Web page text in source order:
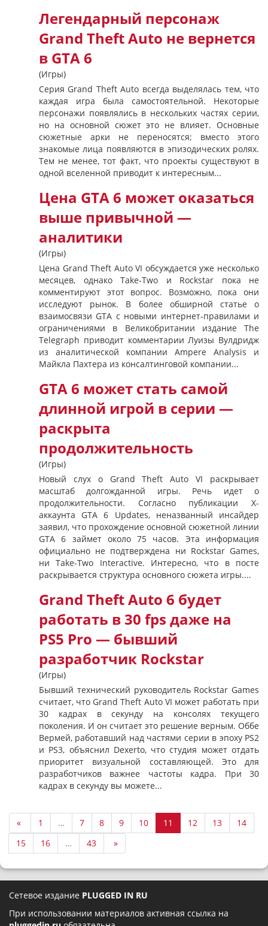
Легендарный персонаж
Grand Theft Auto не вернется
в GTA 6
(Игры)
Серия Grand Theft Auto всегда выделялась тем, что
каждая игра была самостоятельной. Некоторые
персонажи появлялись в нескольких частях серии,
но на основной сюжет это не влияет. Основные
сюжетные арки не переносятся; вместо этого
знакомые лица появляются в эпизодических ролях.
Тем не менее, тот факт, что проекты существуют в
одной вселенной приводит к интересным...
Цена GTA 6 может оказаться
выше привычной —
аналитики
(Игры)
Цена Grand Theft Auto VI обсуждается уже несколько
месяцев, однако Take-Two и Rockstar пока не
комментируют этот вопрос. Возможно, пока они
исследуют рынок. В более обширной статье о
взаимосвязи GTA с новыми интернет-правилами и
ограничениями в Великобритании издание The
Telegraph приводит комментарии Луизы Вулдридж
из аналитической компании Ampere Analysis и
Майкла Пахтера из консалтинговой компании...
GTA 6 может стать самой
длинной игрой в серии —
раскрыта
продолжительность
(Игры)
Новый слух о Grand Theft Auto VI раскрывает
масштаб долгожданной игры. Речь идет о
продолжительности. Согласно публикации X-
аккаунта GTA 6 Updates, неназванный инсайдер
заявил, что прохождение основной сюжетной линии
GTA 6 займет около 75 часов. Эта информация
официально не подтверждена ни Rockstar Games,
ни Take-Two Interactive. Интересно, что в посте
раскрывается структура основного сюжета игры....
Grand Theft Auto 6 будет
работать в 30 fps даже на
PS5 Pro — бывший
разработчик Rockstar
(Игры)
Бывший технический руководитель Rockstar Games
считает, что Grand Theft Auto VI может работать при
30 кадрах в секунду на консолях текущего
поколения. И он считает это решение верным. Оббе
Вермей, работавший над частями серии в эпоху PS2
и PS3, объяснил Dexerto, что студия может отдать
приоритет визуальной составляющей. Это для
разработчиков важнее частоты кадра. При 30
кадрах в секунду вы можете...
« 1 … 7 8 9 10 11 12 13
14
15
16 … 43 »
Сетевое издание PLUGGED IN RU
При использовании материалов активная ссылка на